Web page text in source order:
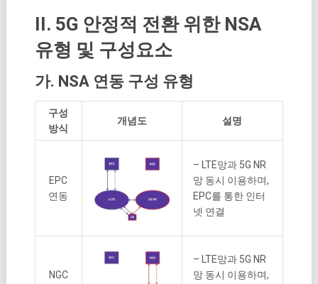
II. 5G 안정적 전환 위한 NSA
유형 및 구성요소
가. NSA 연동 구성 유형
구성
방식
개념도 설명
EPC
연동
– LTE망과 5G NR
망 동시 이용하며,
EPC를 통한 인터
넷 연결
NGC
– LTE망과 5G NR
망 동시 이용하며,